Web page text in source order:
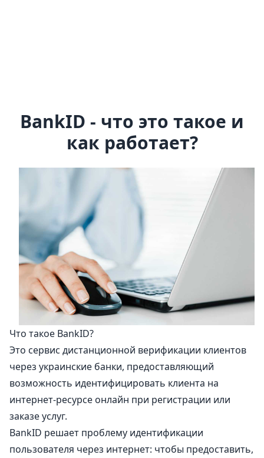
BankID - что это такое и
как работает?
Что такое BankID?
Это сервис дистанционной верификации клиентов
через украинские банки, предоставляющий
возможность идентифицировать клиента на
интернет-ресурсе онлайн при регистрации или
заказе услуг.
BankID решает проблему идентификации
пользователя через интернет: чтобы предоставить,